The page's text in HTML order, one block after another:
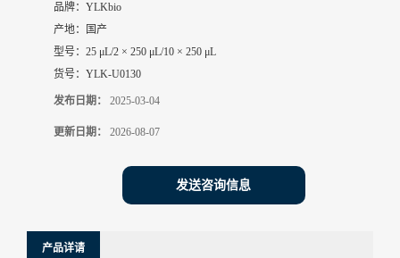
品牌： YLKbio
产地：
国产
型号： 25 μL/2 × 250 μL/10 × 250 μL
货号： YLK-U0130
发布日期： 2025-03-04
更新日期： 2026-08-07
发送咨询信息
产品详请